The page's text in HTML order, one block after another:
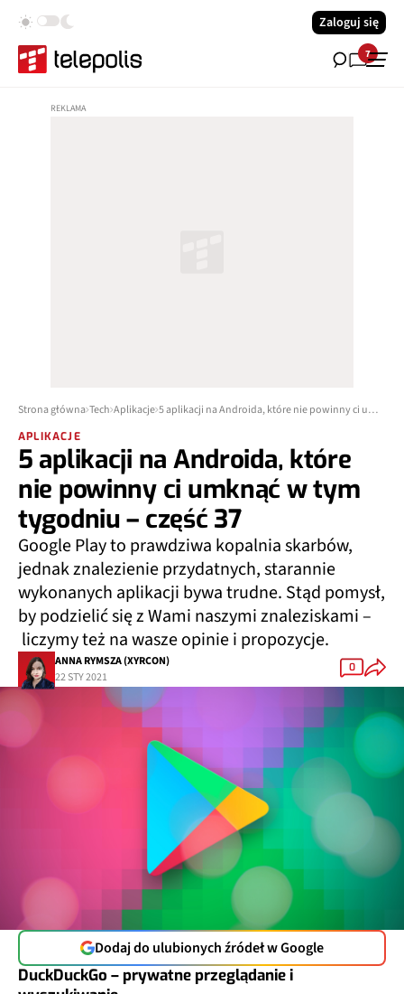
Zaloguj się
7
Strona główna Tech Aplikacje 5 aplikacji na Androida, które nie powinny ci umknąć w tym tygodniu – część 37
APLIKACJE
5 aplikacji na Androida, które
nie powinny ci umknąć w tym
tygodniu – część 37
Google Play to prawdziwa kopalnia skarbów,
jednak znalezienie przydatnych, starannie
wykonanych aplikacji bywa trudne. Stąd pomysł,
by podzielić się z Wami naszymi znaleziskami –
liczymy też na wasze opinie i propozycje.
ANNA RYMSZA (XYRCON)
22 STY 2021
0
Dodaj do ulubionych źródeł w Google
DuckDuckGo – prywatne przeglądanie i